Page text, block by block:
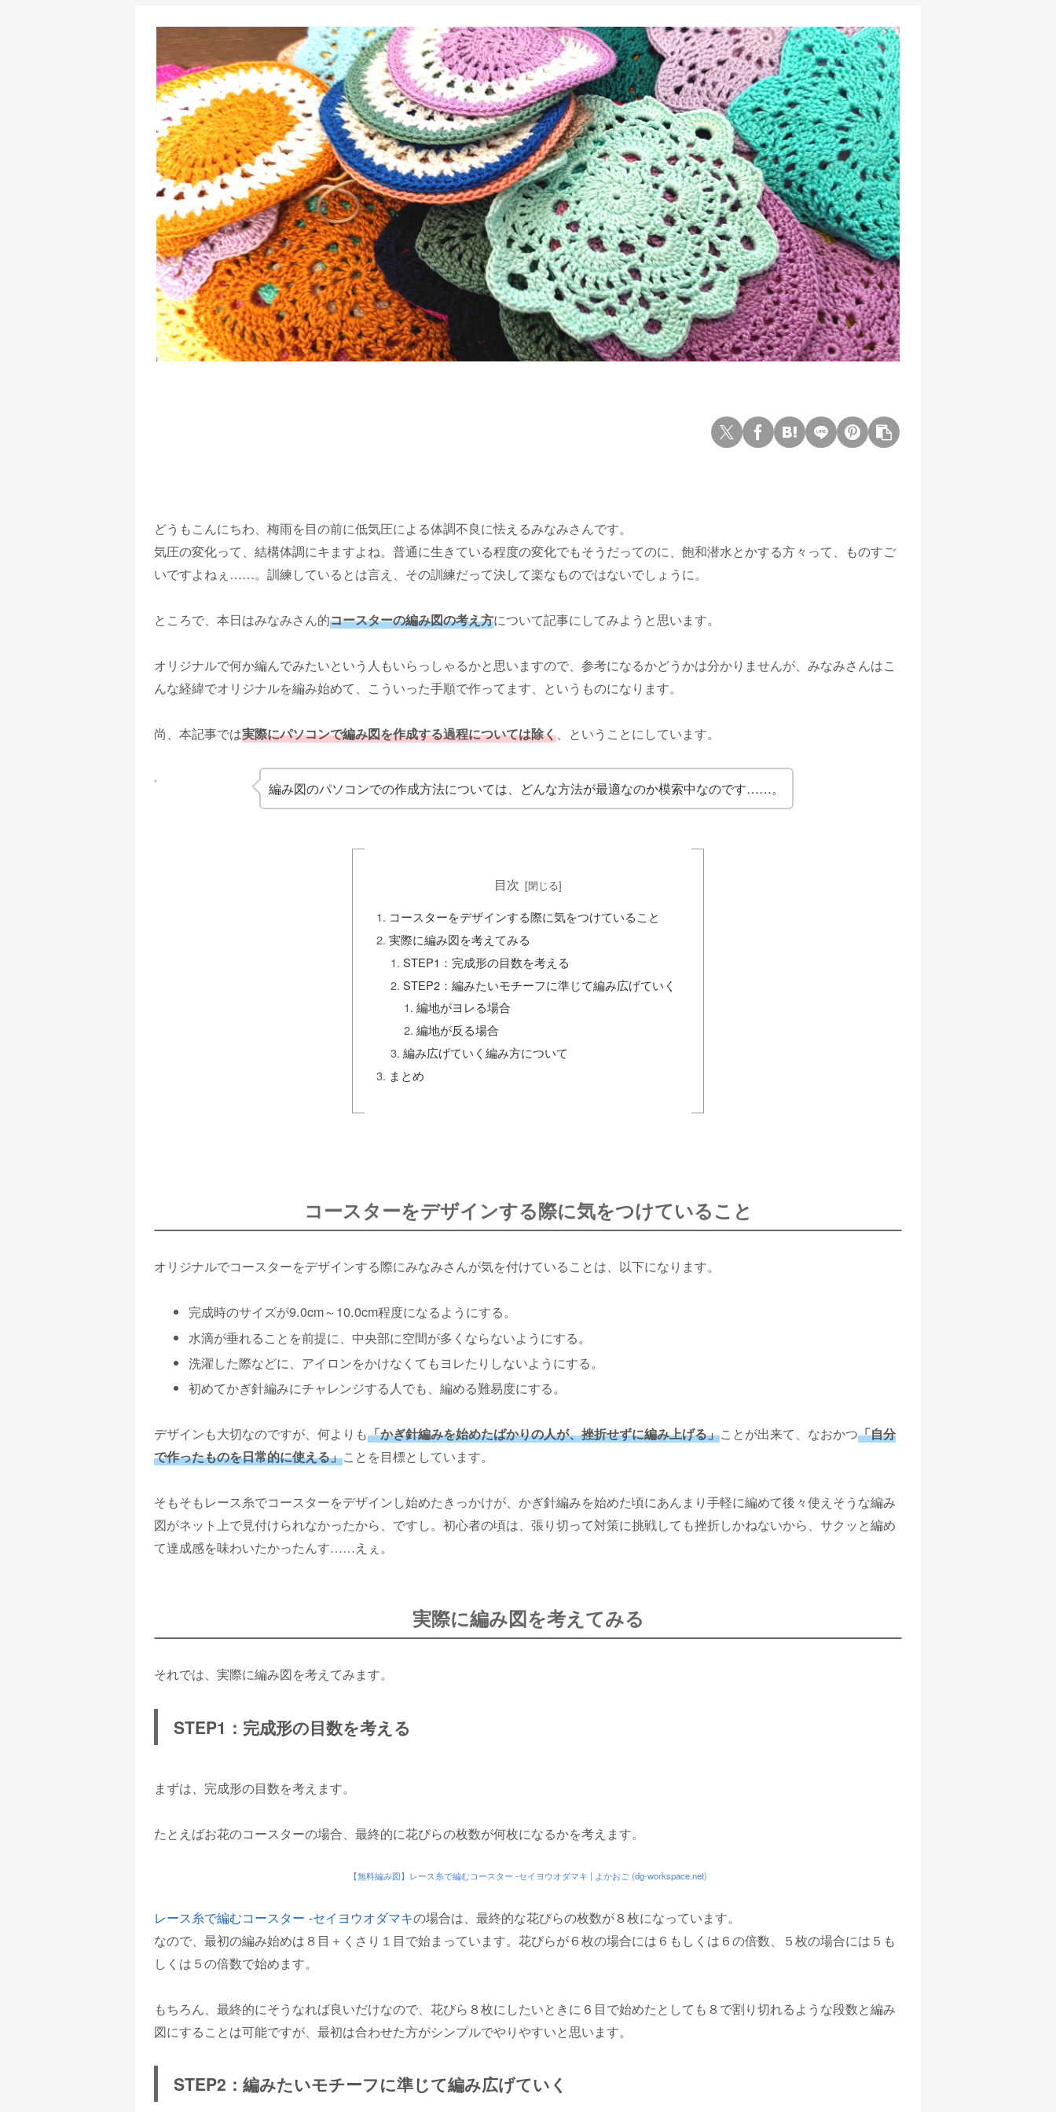
どうもこんにちわ、梅雨を目の前に低気圧による体調不良に怯えるみなみさんです。
気圧の変化って、結構体調にキますよね。普通に生きている程度の変化でもそうだってのに、飽和潜水とかする方々って、ものすご
いですよねぇ……。訓練しているとは言え、その訓練だって決して楽なものではないでしょうに。
ところで、本日はみなみさん的コースターの編み図の考え方について記事にしてみようと思います。
オリジナルで何か編んでみたいという人もいらっしゃるかと思いますので、参考になるかどうかは分かりませんが、みなみさんはこ
んな経緯でオリジナルを編み始めて、こういった手順で作ってます、というものになります。
尚、本記事では実際にパソコンで編み図を作成する過程については除く、ということにしています。
編み図のパソコンでの作成方法については、どんな方法が最適なのか模索中なのです……。
目次
コースターをデザインする際に気をつけていること
実際に編み図を考えてみる
STEP1：完成形の目数を考える
STEP2：編みたいモチーフに準じて編み広げていく
編地がヨレる場合
編地が反る場合
編み広げていく編み方について
まとめ
コースターをデザインする際に気をつけていること
オリジナルでコースターをデザインする際にみなみさんが気を付けていることは、以下になります。
完成時のサイズが9.0cm～10.0cm程度になるようにする。
水滴が垂れることを前提に、中央部に空間が多くならないようにする。
洗濯した際などに、アイロンをかけなくてもヨレたりしないようにする。
初めてかぎ針編みにチャレンジする人でも、編める難易度にする。
デザインも大切なのですが、何よりも「かぎ針編みを始めたばかりの人が、挫折せずに編み上げる」ことが出来て、なおかつ「自分
で作ったものを日常的に使える」ことを目標としています。
そもそもレース糸でコースターをデザインし始めたきっかけが、かぎ針編みを始めた頃にあんまり手軽に編めて後々使えそうな編み
図がネット上で見付けられなかったから、ですし。初心者の頃は、張り切って対策に挑戦しても挫折しかねないから、サクッと編め
て達成感を味わいたかったんす……えぇ。
実際に編み図を考えてみる
それでは、実際に編み図を考えてみます。
STEP1：完成形の目数を考える
まずは、完成形の目数を考えます。
たとえばお花のコースターの場合、最終的に花びらの枚数が何枚になるかを考えます。
【無料編み図】レース糸で編むコースター -セイヨウオダマキ | よかおご (dg-workspace.net)
レース糸で編むコースター -セイヨウオダマキの場合は、最終的な花びらの枚数が８枚になっています。
なので、最初の編み始めは８目＋くさり１目で始まっています。花びらが６枚の場合には６もしくは６の倍数、５枚の場合には５も
しくは５の倍数で始めます。
もちろん、最終的にそうなれば良いだけなので、花びら８枚にしたいときに６目で始めたとしても８で割り切れるような段数と編み
図にすることは可能ですが、最初は合わせた方がシンプルでやりやすいと思います。
STEP2：編みたいモチーフに準じて編み広げていく